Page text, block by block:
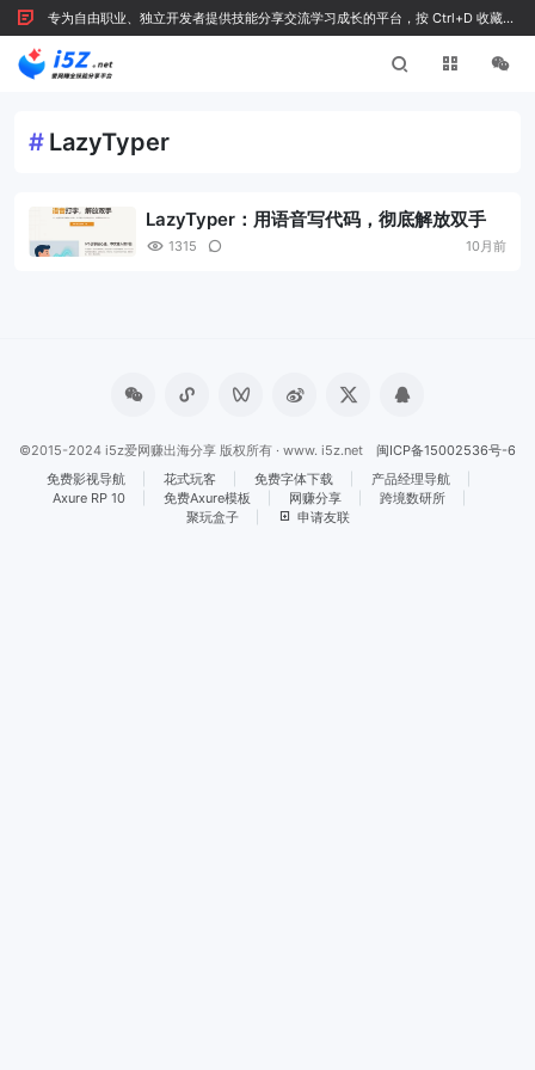
专为自由职业、独立开发者提供技能分享交流学习成长的平台，按 Ctrl+D 收藏我
们
# LazyTyper
LazyTyper：用语音写代码，彻底解放双手
1315 10月前
©2015-2024 i5z爱网赚出海分享 版权所有 · www. i5z.net 闽ICP备15002536号-6
免费影视导航
花式玩客 免费字体下载
产品经理导航
Axure RP 10
免费Axure模板 网赚分享
跨境数研所
聚玩盒子
申请友联